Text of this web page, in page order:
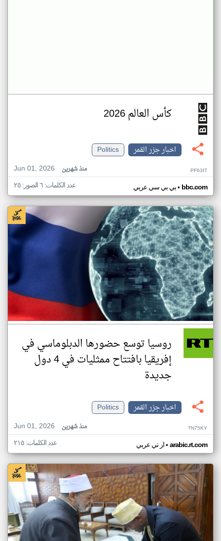
كأس العالم 2026
اخبار جزر القمر
Politics
Jun 01, 2026
منذ شهرين PF63IT
بي بي سي عربي• bbc.com عدد الكلمات: ٦ الصور: ٢٥
روسيا توسع حضورها الدبلوماسي في
إفريقيا بافتتاح ممثليات في 4 دول
جديدة
اخبار جزر القمر
Politics
Jun 01, 2026
منذ شهرين TN75KY
ار تي عربي• arabic.rt.com عدد الكلمات: ٢١٥